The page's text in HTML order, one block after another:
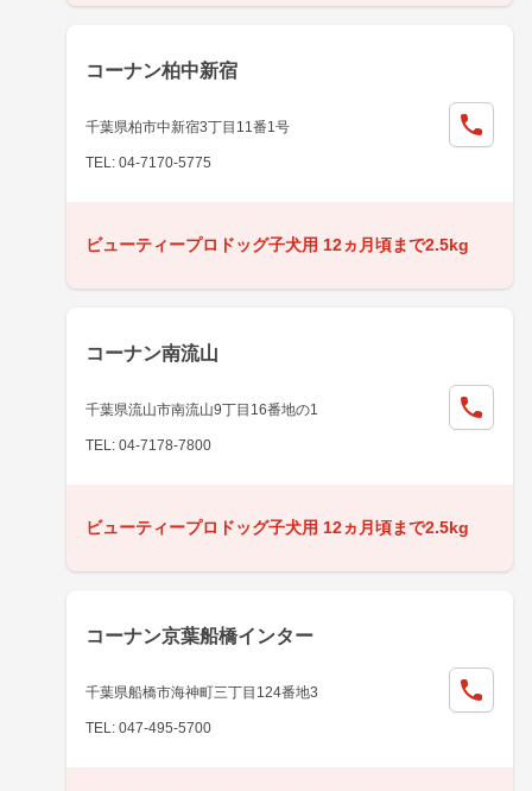
コーナン柏中新宿
千葉県柏市中新宿3丁目11番1号
TEL: 04-7170-5775
ビューティープロドッグ子犬用 12ヵ月頃まで2.5kg
コーナン南流山
千葉県流山市南流山9丁目16番地の1
TEL: 04-7178-7800
ビューティープロドッグ子犬用 12ヵ月頃まで2.5kg
コーナン京葉船橋インター
千葉県船橋市海神町三丁目124番地3
TEL: 047-495-5700